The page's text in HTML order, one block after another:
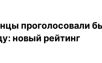
проголосовали
новый рейтинг